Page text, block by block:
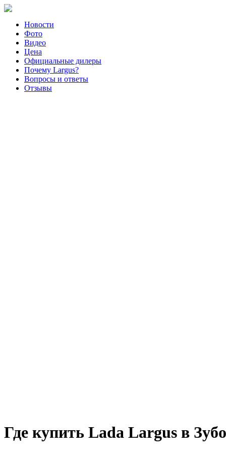
Новости
Фото
Видео
Цена
Официальные дилеры
Почему Largus?
Вопросы и ответы
Отзывы
Где купить Lada Largus в